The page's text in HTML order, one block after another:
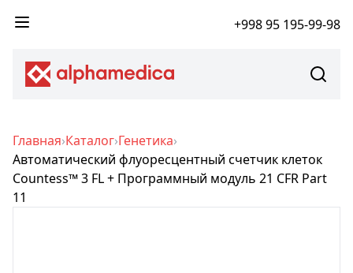
+998 95 195-99-98
Главная›Каталог›Генетика›
Автоматический флуоресцентный счетчик клеток
Countess™ 3 FL + Программный модуль 21 CFR Part
11